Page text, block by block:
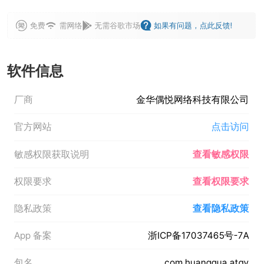
免费 需网络 无需谷歌市场 如果有问题，点此反馈!
软件信息
厂商 金华偶悦网络科技有限公司
官方网站 点击访问
敏感权限获取说明 查看敏感权限
权限要求 查看权限要求
隐私政策 查看隐私政策
App 备案 浙ICP备17037465号-7A